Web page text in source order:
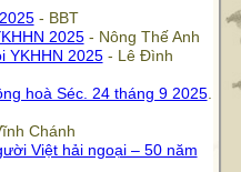
- BBT
2025- Nông Thế Anh
YKHHN 2025- Lê Đình
hoà Séc. 24 tháng 9 2025.
Chánh
Việt hải ngoại – 50 năm